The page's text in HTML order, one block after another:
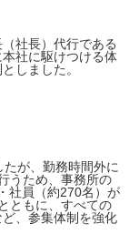
社長）代行である
社に駆けつける体
しました。
が、勤務時間外に
うため、事務所の
社員（約270名）が
ともに、すべての
、参集体制を強化